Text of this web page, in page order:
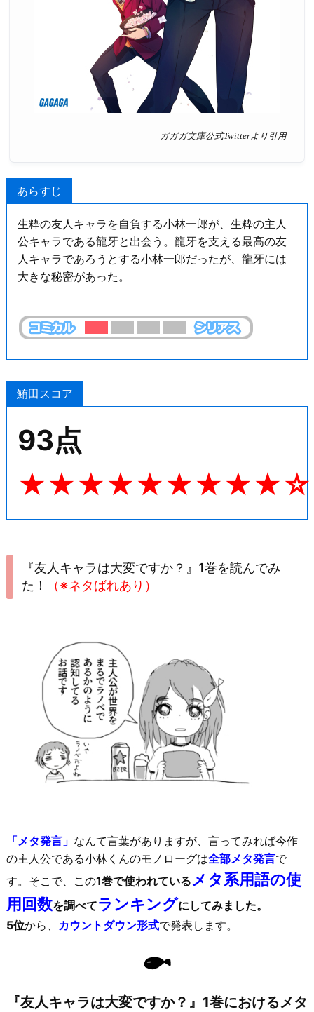
ガガガ文庫公式Twitterより引用
あらすじ
生粋の友人キャラを自負する小林一郎が、生粋の主人
公キャラである龍牙と出会う。龍牙を支える最高の友
人キャラであろうとする小林一郎だったが、龍牙には
大きな秘密があった。
鮪田スコア
93点
★★★★★★★★★☆
『友人キャラは大変ですか？』1巻を読んでみ
た！
（※ネタばれあり）
「メタ発言」 なんて言葉がありますが、言ってみれば今作
の主人公である小林くんのモノローグは全部メタ発言で
す。そこで、この1巻で使われている メタ系用語の使
用回数を調べてランキングにしてみました。
5位から、 カウントダウン形式で発表します。
『友人キャラは大変ですか？』1巻におけるメタ